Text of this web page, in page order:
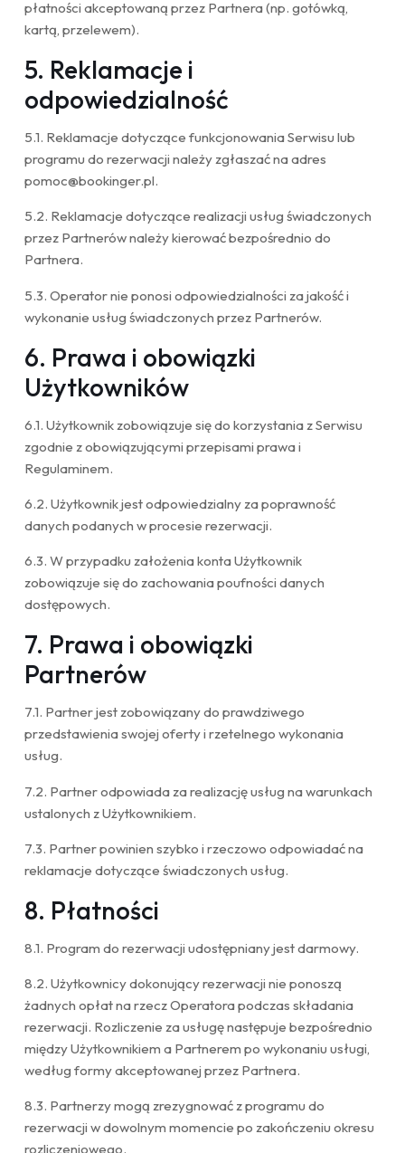
płatności akceptowaną przez Partnera (np. gotówką,
kartą, przelewem).
5. Reklamacje i
odpowiedzialność
5.1. Reklamacje dotyczące funkcjonowania Serwisu lub
programu do rezerwacji należy zgłaszać na adres
pomoc@bookinger.pl.
5.2. Reklamacje dotyczące realizacji usług świadczonych
przez Partnerów należy kierować bezpośrednio do
Partnera.
5.3. Operator nie ponosi odpowiedzialności za jakość i
wykonanie usług świadczonych przez Partnerów.
6. Prawa i obowiązki
Użytkowników
6.1. Użytkownik zobowiązuje się do korzystania z Serwisu
zgodnie z obowiązującymi przepisami prawa i
Regulaminem.
6.2. Użytkownik jest odpowiedzialny za poprawność
danych podanych w procesie rezerwacji.
6.3. W przypadku założenia konta Użytkownik
zobowiązuje się do zachowania poufności danych
dostępowych.
7. Prawa i obowiązki
Partnerów
7.1. Partner jest zobowiązany do prawdziwego
przedstawienia swojej oferty i rzetelnego wykonania
usług.
7.2. Partner odpowiada za realizację usług na warunkach
ustalonych z Użytkownikiem.
7.3. Partner powinien szybko i rzeczowo odpowiadać na
reklamacje dotyczące świadczonych usług.
8. Płatności
8.1. Program do rezerwacji udostępniany jest darmowy.
8.2. Użytkownicy dokonujący rezerwacji nie ponoszą
żadnych opłat na rzecz Operatora podczas składania
rezerwacji. Rozliczenie za usługę następuje bezpośrednio
między Użytkownikiem a Partnerem po wykonaniu usługi,
według formy akceptowanej przez Partnera.
8.3. Partnerzy mogą zrezygnować z programu do
rezerwacji w dowolnym momencie po zakończeniu okresu
rozliczeniowego.